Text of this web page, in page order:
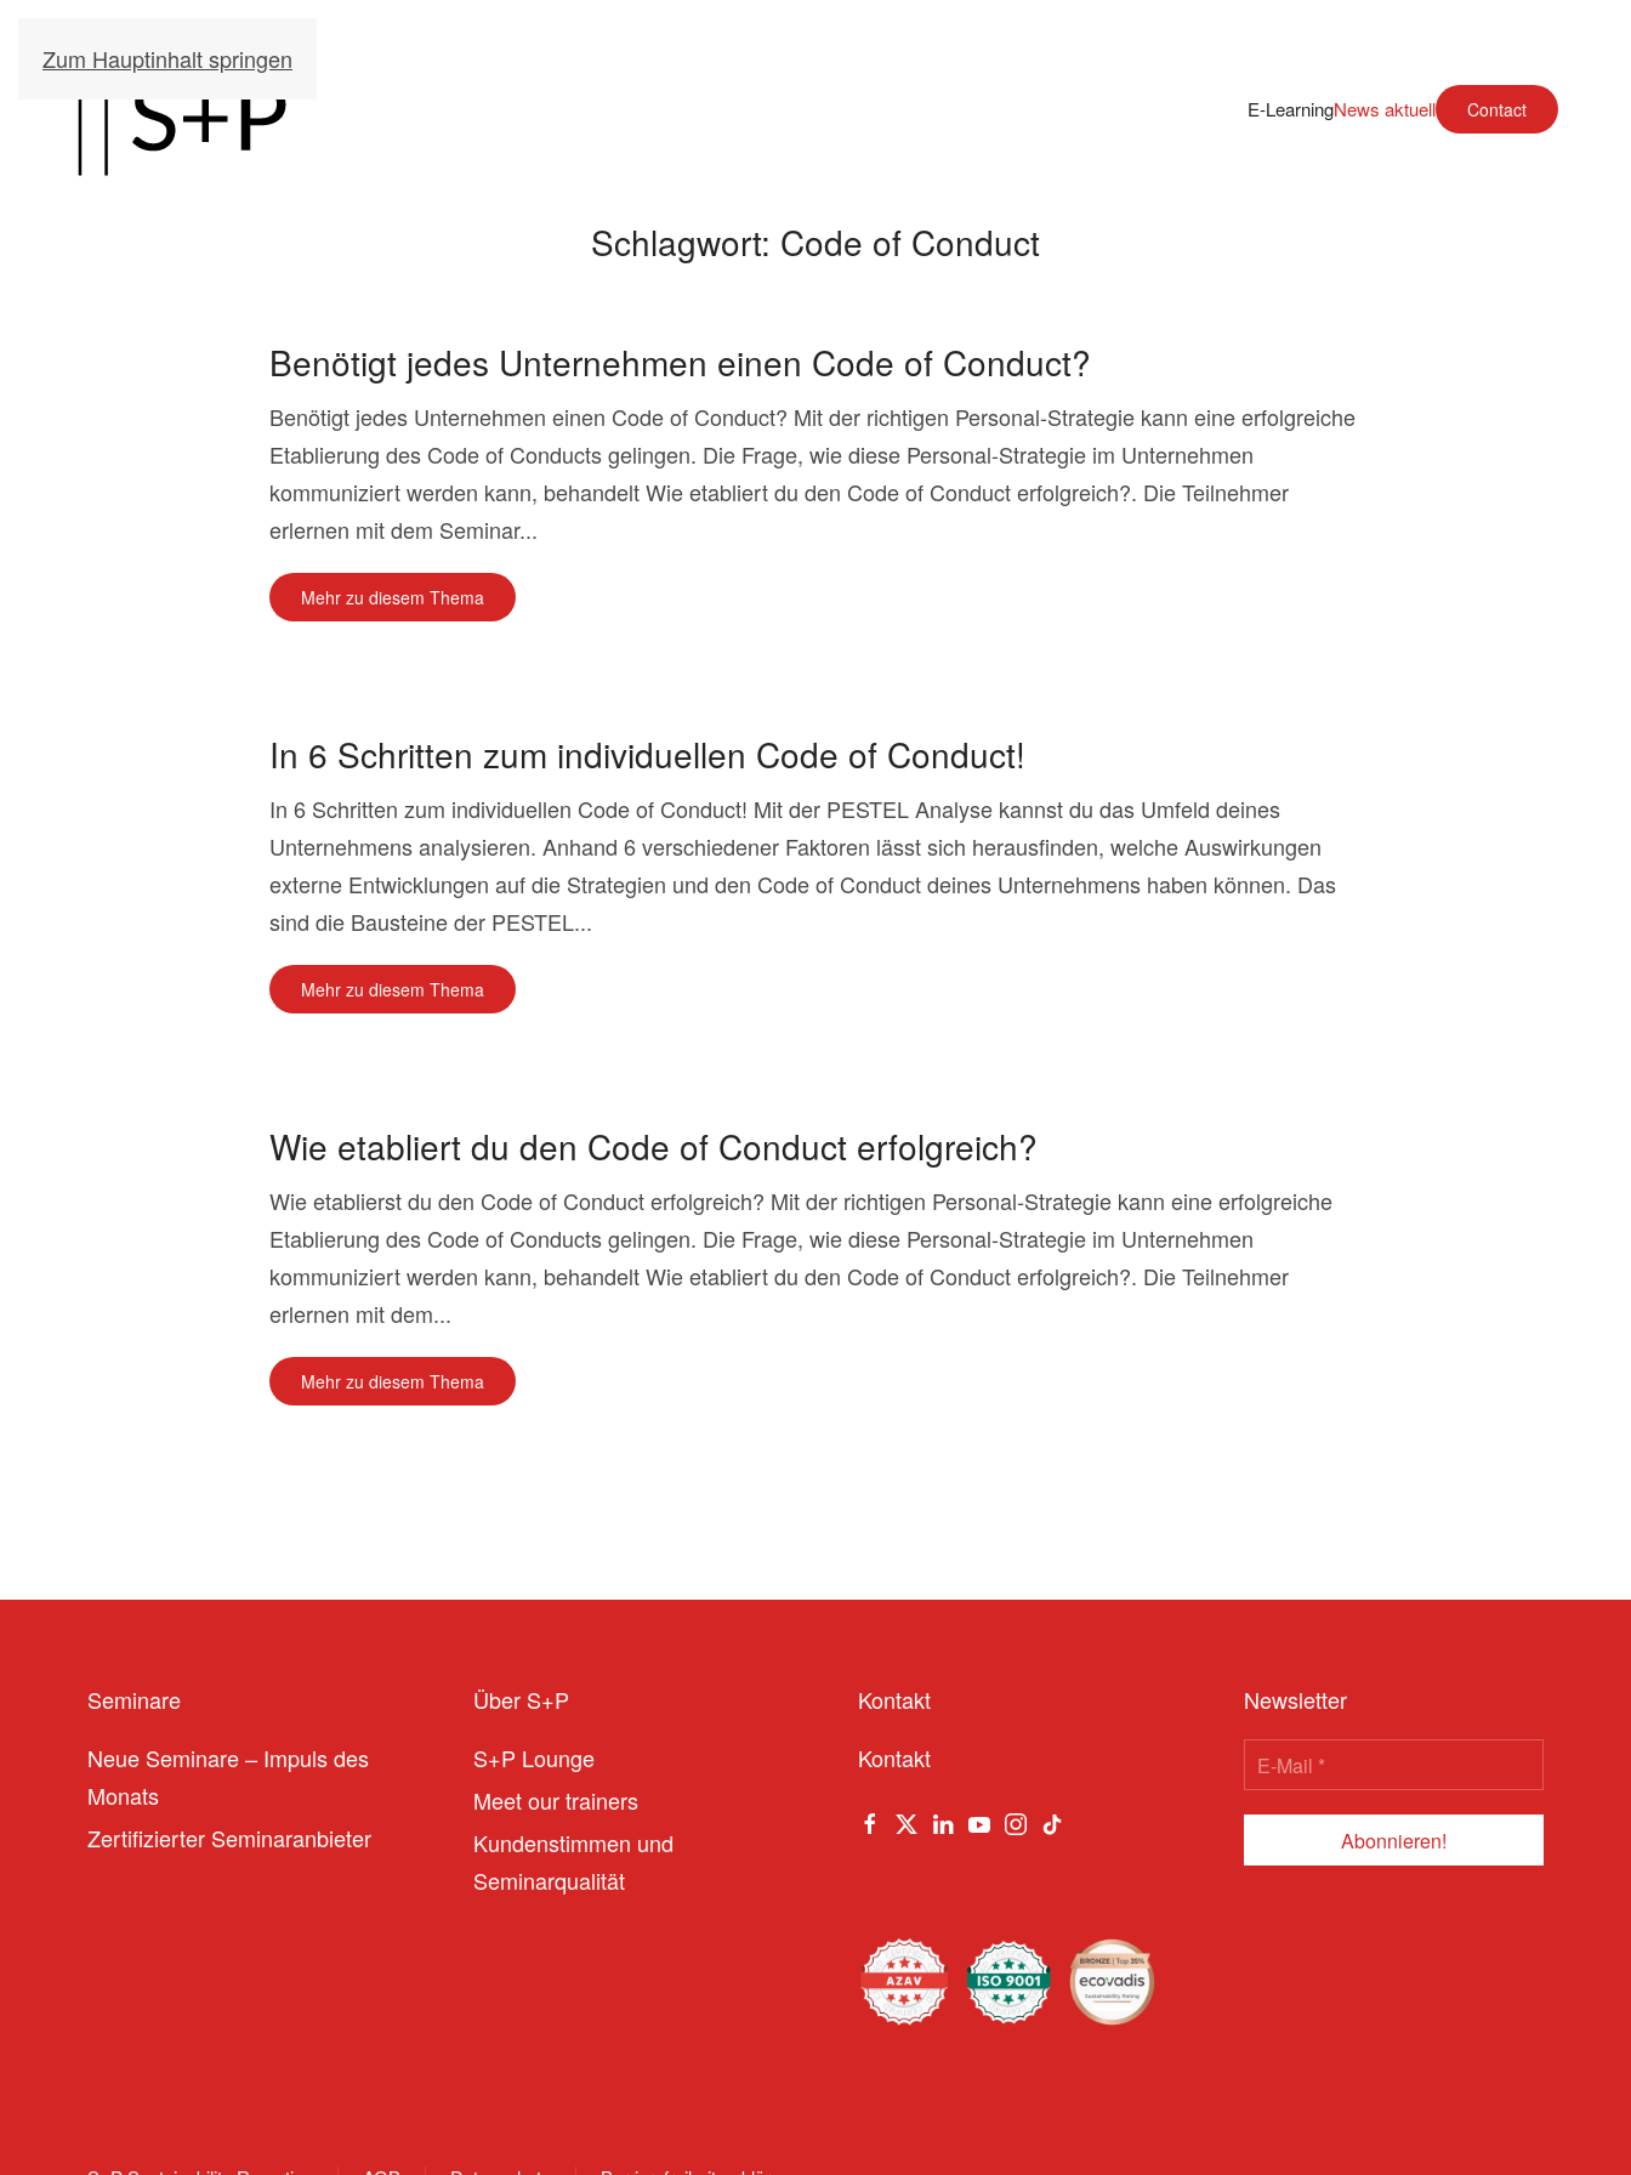
Zum Hauptinhalt springen
E-LearningNews aktuell Contact
Schlagwort: Code of Conduct
Benötigt jedes Unternehmen einen Code of Conduct?
Benötigt jedes Unternehmen einen Code of Conduct? Mit der richtigen Personal-Strategie kann eine erfolgreiche
Etablierung des Code of Conducts gelingen. Die Frage, wie diese Personal-Strategie im Unternehmen
kommuniziert werden kann, behandelt Wie etabliert du den Code of Conduct erfolgreich?. Die Teilnehmer
erlernen mit dem Seminar...
Mehr zu diesem Thema
In 6 Schritten zum individuellen Code of Conduct!
In 6 Schritten zum individuellen Code of Conduct! Mit der PESTEL Analyse kannst du das Umfeld deines
Unternehmens analysieren. Anhand 6 verschiedener Faktoren lässt sich herausfinden, welche Auswirkungen
externe Entwicklungen auf die Strategien und den Code of Conduct deines Unternehmens haben können. Das
sind die Bausteine der PESTEL...
Mehr zu diesem Thema
Wie etabliert du den Code of Conduct erfolgreich?
Wie etablierst du den Code of Conduct erfolgreich? Mit der richtigen Personal-Strategie kann eine erfolgreiche
Etablierung des Code of Conducts gelingen. Die Frage, wie diese Personal-Strategie im Unternehmen
kommuniziert werden kann, behandelt Wie etabliert du den Code of Conduct erfolgreich?. Die Teilnehmer
erlernen mit dem...
Mehr zu diesem Thema
Seminare
Neue Seminare – Impuls des
Monats
Zertifizierter Seminaranbieter
Über S+P
S+P Lounge
Meet our trainers
Kundenstimmen und
Seminarqualität
Kontakt
Kontakt
Newsletter